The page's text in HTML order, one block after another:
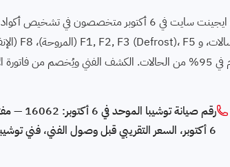
إصلاح يبدأ من سعر بعد الكشف. ضمان مكتوب 6 شهور.
6 أكتوبر، السعر التقريبي قبل وصول الفني، فني توشيبا يصلك خلال 50 دقيقة. الحد الأدنى للإصلاح من سعر بعد الكشف.